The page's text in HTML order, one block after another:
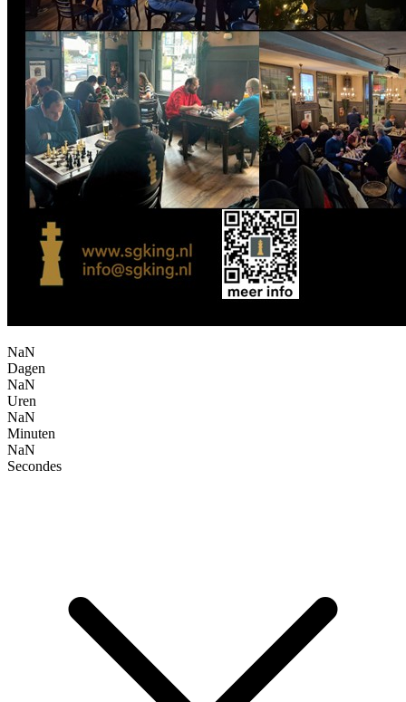
NaN
Dagen
NaN
Uren
NaN
Minuten
NaN
Secondes